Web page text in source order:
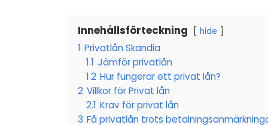
Innehållsförteckning hide
1 Privatlån Skandia
1.1 Jämför privatlån
1.2 Hur fungerar ett privat lån?
2 Villkor för Privat lån
2.1 Krav för privat lån
3 Få privatlån trots